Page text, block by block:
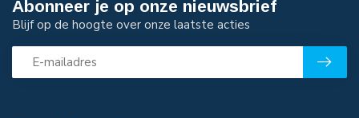
Abonneer je op onze nieuwsbrief
Blijf op de hoogte over onze laatste acties